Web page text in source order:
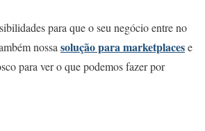
para que o seu negócio entre no
nossa solução para marketplacese
para ver o que podemos fazer por